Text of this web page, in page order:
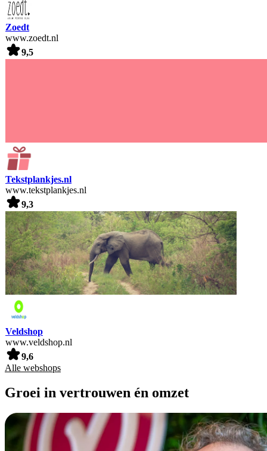
Zoedt
www.zoedt.nl
9,5
Tekstplankjes.nl
www.tekstplankjes.nl
9,3
Veldshop
www.veldshop.nl
9,6
Alle webshops
Groei in vertrouwen én omzet